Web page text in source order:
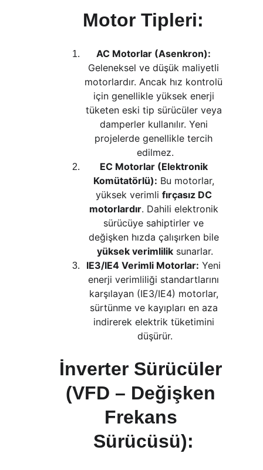
Motor Tipleri:
AC Motorlar (Asenkron):
Geleneksel ve düşük maliyetli
motorlardır. Ancak hız kontrolü
için genellikle yüksek enerji
tüketen eski tip sürücüler veya
damperler kullanılır. Yeni
projelerde genellikle tercih
edilmez.
EC Motorlar (Elektronik
Komütatörlü): Bu motorlar,
yüksek verimli fırçasız DC
motorlardır. Dahili elektronik
sürücüye sahiptirler ve
değişken hızda çalışırken bile
yüksek verimlilik sunarlar.
IE3/IE4 Verimli Motorlar: Yeni
enerji verimliliği standartlarını
karşılayan (IE3/IE4) motorlar,
sürtünme ve kayıpları en aza
indirerek elektrik tüketimini
düşürür.
İnverter Sürücüler
(VFD – Değişken
Frekans
Sürücüsü):